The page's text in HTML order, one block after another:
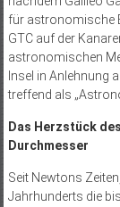
für astronomische
GTC auf der
astronomischen
Insel in Anlehnung
treffend als
Das Herzstück
Durchmesser
Seit Newtons
Jahrhunderts die